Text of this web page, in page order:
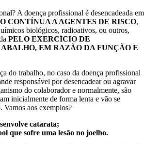
A doença profissional é desencadeada em
CONTÍNUA A AGENTES DE RISCO,
biológicos, radioativos, ou outros,
PELO EXERCÍCIO DE
EM RAZÃO DA FUNÇÃO E
do trabalho, no caso da doença profissional
responsável por desencadear ou agravar
do colaborador e normalmente, são
inicialmente de forma lenta e vão se
Vamos aos exemplos?
catarata;
que sofre uma lesão no joelho.